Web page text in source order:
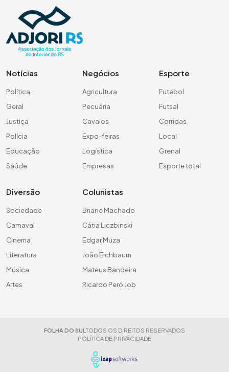
Notícias
Política
Geral
Justiça
Polícia
Educação
Saúde
Negócios
Agricultura
Pecuária
Cavalos
Expo-feiras
Logística
Empresas
Esporte
Futebol
Futsal
Corridas
Local
Grenal
Esporte total
Diversão
Sociedade
Carnaval
Cinema
Literatura
Música
Artes
Colunistas
Briane Machado
Cátia Liczbinski
Edgar Muza
João Eichbaum
Mateus Bandeira
Ricardo Peró Job
FOLHA DO SUL TODOS OS DIREITOS RESERVADOS
POLÍTICA DE PRIVACIDADE